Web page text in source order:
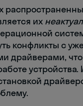
их
конфликты с
драйверами,
устройства.